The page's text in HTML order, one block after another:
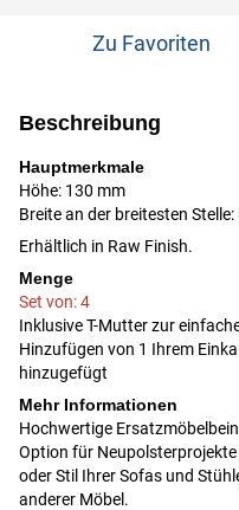
Zu Favoriten
Beschreibung
Hauptmerkmale
Höhe: 130 mm
Breite an der breitesten
Erhältlich in Raw Finish.
Menge
Set von: 4
Inklusive T-Mutter zur
Hinzufügen von 1 Ihrem
hinzugefügt
Mehr Informationen
Hochwertige
Option für
oder Stil Ihrer Sofas und
anderer Möbel.